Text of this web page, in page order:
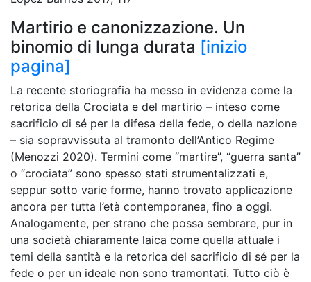
Martirio e canonizzazione. Un
binomio di lunga durata [inizio
pagina]
La recente storiografia ha messo in evidenza come la
retorica della Crociata e del martirio – inteso come
sacrificio di sé per la difesa della fede, o della nazione
– sia sopravvissuta al tramonto dell’Antico Regime
(Menozzi 2020). Termini come “martire”, “guerra santa”
o “crociata” sono spesso stati strumentalizzati e,
seppur sotto varie forme, hanno trovato applicazione
ancora per tutta l’età contemporanea, fino a oggi.
Analogamente, per strano che possa sembrare, pur in
una società chiaramente laica come quella attuale i
temi della santità e la retorica del sacrificio di sé per la
fede o per un ideale non sono tramontati. Tutto ciò è